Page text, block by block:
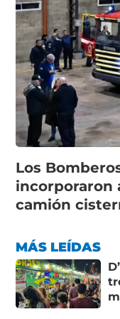
Los
incorporaron
camión
MÁS LEÍDAS